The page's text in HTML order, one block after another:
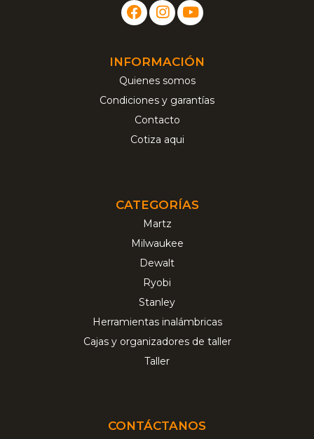
INFORMACIÓN
Quienes somos
Condiciones y garantías
Contacto
Cotiza aqui
CATEGORÍAS
Martz
Milwaukee
Dewalt
Ryobi
Stanley
Herramientas inalámbricas
Cajas y organizadores de taller
Taller
CONTÁCTANOS